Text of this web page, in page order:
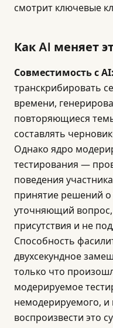
смотрит ключевые
Как AI меняет
Совместимость с
транскрибировать
времени,
повторяющиеся
составлять
Однако ядро
тестирования —
поведения
принятие решений о
уточняющий вопрос,
присутствия и не
Способность
двухсекундное
только что
модерируемое
немодерируемого,
воспроизвести это